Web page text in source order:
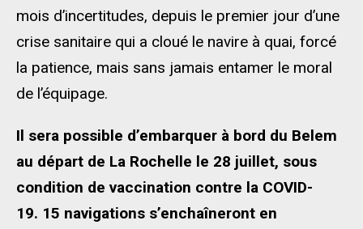
mois d’incertitudes, depuis le premier jour d’une
crise sanitaire qui a cloué le navire à quai, forcé
la patience, mais sans jamais entamer le moral
de l’équipage.
Il sera possible d’embarquer à bord du Belem
au départ de La Rochelle le 28 juillet, sous
condition de vaccination contre la COVID-
19. 15 navigations s’enchaîneront en